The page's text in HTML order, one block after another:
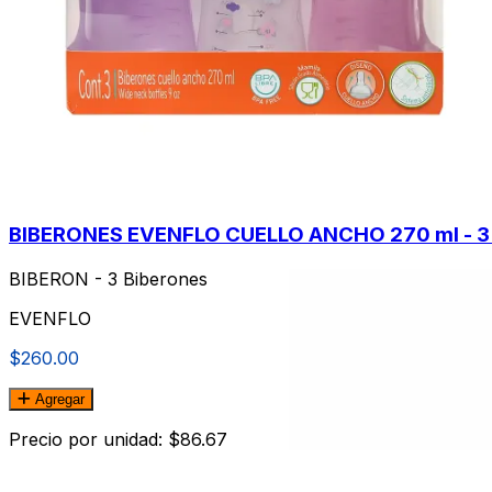
BIBERONES EVENFLO CUELLO ANCHO 270 ml -
BIBERON - 3 Biberones
EVENFLO
$260.00
Agregar
Precio por unidad: $86.67